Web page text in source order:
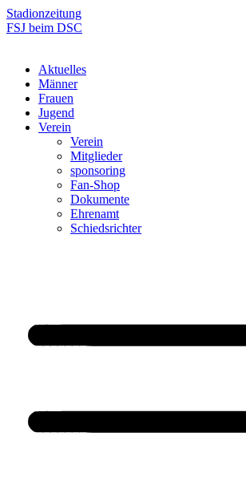
Zum
Inhalt
Stadionzeitung
FSJ beim DSC
Aktuelles
Männer
Frauen
Jugend
Verein
Verein
Mitglieder
sponsoring
Fan-Shop
Dokumente
Ehrenamt
Schiedsrichter